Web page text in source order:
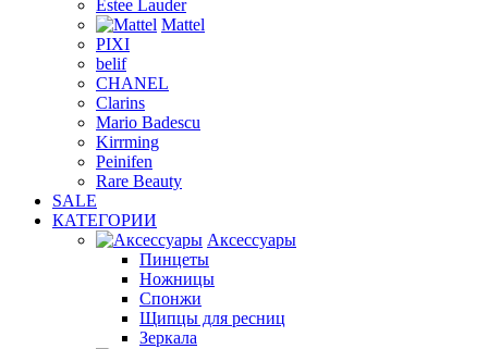
Estee Lauder
Mattel
PIXI
belif
CHANEL
Clarins
Mario Badescu
Kirrming
Peinifen
Rare Beauty
SALE
КАТЕГОРИИ
Аксессуары
Пинцеты
Ножницы
Спонжи
Щипцы для ресниц
Зеркала